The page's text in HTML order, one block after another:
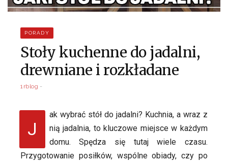
PORADY
Stoły kuchenne do jadalni,
drewniane i rozkładane
1rblog
J
ak wybrać stół do jadalni? Kuchnia, a wraz z
nią jadalnia, to kluczowe miejsce w każdym
domu. Spędza się tutaj wiele czasu.
Przygotowanie posiłków, wspólne obiady, czy po